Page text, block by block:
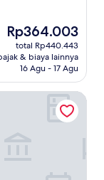
Harga
sekarang
Rp364.003
Rp364.003
total Rp440.443
& biaya lainnya
16 Agu - 17 Agu